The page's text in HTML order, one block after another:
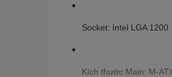
Socket: Intel LGA 1200
Kích thước Main: M-